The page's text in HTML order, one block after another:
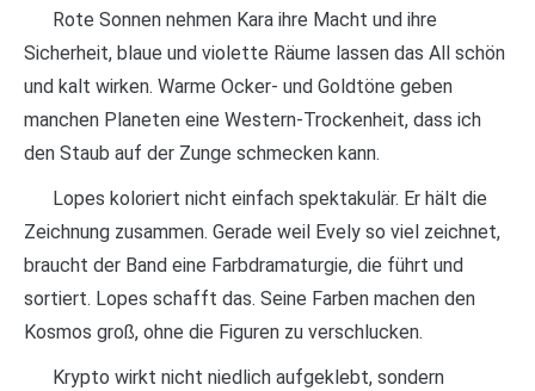
Rote Sonnen nehmen Kara ihre Macht und ihre
Sicherheit, blaue und violette Räume lassen das All schön
und kalt wirken. Warme Ocker- und Goldtöne geben
manchen Planeten eine Western-Trockenheit, dass ich
den Staub auf der Zunge schmecken kann.
Lopes koloriert nicht einfach spektakulär. Er hält die
Zeichnung zusammen. Gerade weil Evely so viel zeichnet,
braucht der Band eine Farbdramaturgie, die führt und
sortiert. Lopes schafft das. Seine Farben machen den
Kosmos groß, ohne die Figuren zu verschlucken.
Krypto wirkt nicht niedlich aufgeklebt, sondern